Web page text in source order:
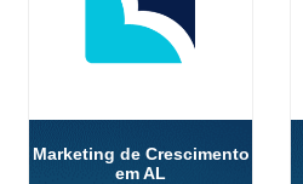
Marketing de Crescimento
em AL